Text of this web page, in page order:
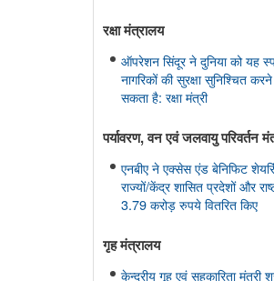
रक्षा मंत्रालय
ऑपरेशन सिंदूर ने दुनिया को यह
नागरिकों की सुरक्षा सुनिश्चित
सकता है: रक्षा मंत्री
पर्यावरण, वन एवं जलवायु परिवर्तन
एनबीए ने एक्सेस एंड बेनिफिट
राज्यों/केंद्र शासित प्रदेशों और
3.79 करोड़ रुपये वितरित किए
गृह मंत्रालय
केन्द्रीय गृह एवं सहकारिता